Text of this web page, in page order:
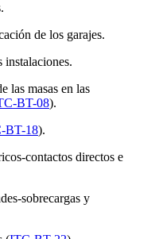
de los garajes.
instalaciones.
las masas en las
BT-08).
BT-18).
contactos directos e
sobrecargas y